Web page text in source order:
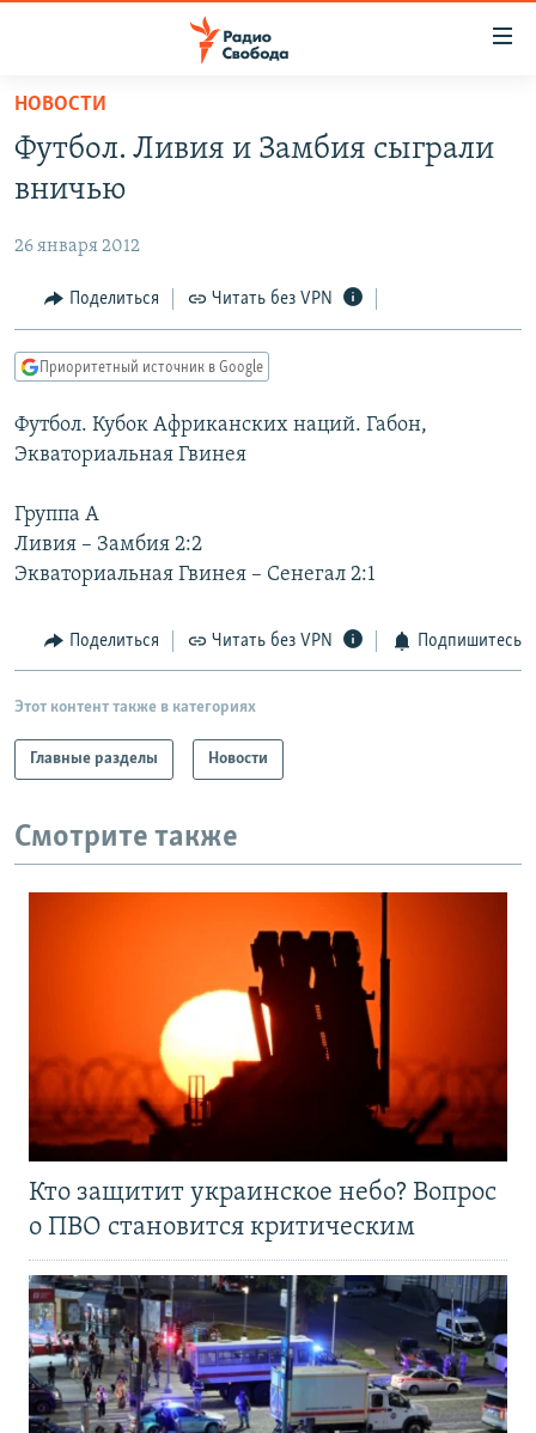
упрощенного
доступа
основному
Вернутся
главной
навигации
Вернутся
ПРОГРАММЫ
ПОДКАСТЫ
ЦИТАТЫ СВОБОДЫ
МНЕНИЯ
IDEL.РЕАЛИИ
КАВКАЗ.РЕАЛИИ
СЕВЕР.РЕАЛИИ
СИБИРЬ.РЕАЛИИ
РАСПИСАНИЕ ВЕЩАНИЯ
Все сайты РСЕ/РС
НОВОСТИ
Футбол. Ливия и Замбия сыграли
вничью
26 января 2012
Поделиться Читать без VPN
Приоритетный источник в Google
Футбол. Кубок Африканских наций. Габон,
Экваториальная Гвинея
Группа А
Ливия – Замбия 2:2
Экваториальная Гвинея – Сенегал 2:1
Поделиться Читать без VPN Подпишитесь
Этот контент также в категориях
Главные разделы Новости
Смотрите также
Кто защитит украинское небо? Вопрос
о ПВО становится критическим